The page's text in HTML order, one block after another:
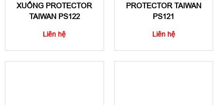
XUỐNG PROTECTOR
TAIWAN PS122
Liên hệ
PROTECTOR TAIWAN
PS121
Liên hệ